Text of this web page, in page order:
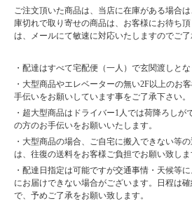
ご注文頂いた商品は、当店に在庫がある場合
庫切れで取り寄せの商品は、お客様にお待ち
は、メールにて敏速に対応いたしますのでご了
・配達はすべて宅配便（一人）で玄関渡しとな
・大型商品やエレベーターの無い2F以上のお
手伝いをお願いしています事をご了承下さい。
・超大型商品はドライバー1人では荷降ろしが
の方のお手伝いをお願いいたします。
・大型商品の場合、ご自宅に搬入できない等
は、往復の送料をお客様ご負担でお願い致しま
・配達日指定は可能ですが交通事情・天候等
にお届けできない場合がございます。日程は
で、予めご了承をお願い致します。